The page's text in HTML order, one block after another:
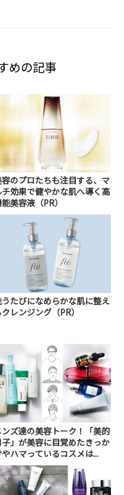
めの記事
のプロたちも注目する、マ
チ効果で健やかな肌へ導く高
美容液（PR）
たびになめらかな肌に整え
レンジング（PR）
ンズ達の美容トーク！「美的
」が美容に目覚めたきっか
やハマっているコスメは...